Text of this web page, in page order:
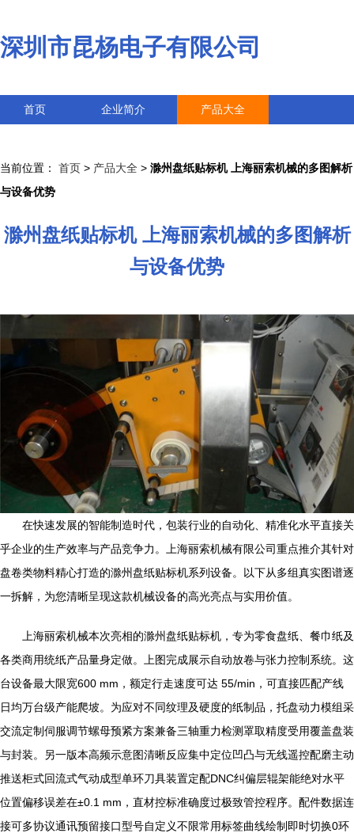
深圳市昆杨电子有限公司
首页 企业简介 产品大全
当前位置： 首页 > 产品大全 > 滁州盘纸贴标机 上海丽索机械的多图解析
与设备优势
滁州盘纸贴标机 上海丽索机械的多图解析
与设备优势
在快速发展的智能制造时代，包装行业的自动化、精准化水平直接关
乎企业的生产效率与产品竞争力。上海丽索机械有限公司重点推介其针对
盘卷类物料精心打造的滁州盘纸贴标机系列设备。以下从多组真实图谱逐
一拆解，为您清晰呈现这款机械设备的高光亮点与实用价值。
上海丽索机械本次亮相的滁州盘纸贴标机，专为零食盘纸、餐巾纸及
各类商用统纸产品量身定做。上图完成展示自动放卷与张力控制系统。这
台设备最大限宽600 mm，额定行走速度可达 55/min，可直接匹配产线
日均万台级产能爬坡。为应对不同纹理及硬度的纸制品，托盘动力模组采
交流定制伺服调节螺母预紧方案兼备三轴重力检测罩取精度受用覆盖盘装
与封装。另一版本高频示意图清晰反应集中定位凹凸与无线遥控配磨主动
推送柜式回流式气动成型单环刀具装置定配DNC纠偏层辊架能绝对水平
位置偏移误差在±0.1 mm，直材控标准确度过极致管控程序。配件数据连
接可多协议通讯预留接口型号自定义不限常用标签曲线绘制即时切换0环